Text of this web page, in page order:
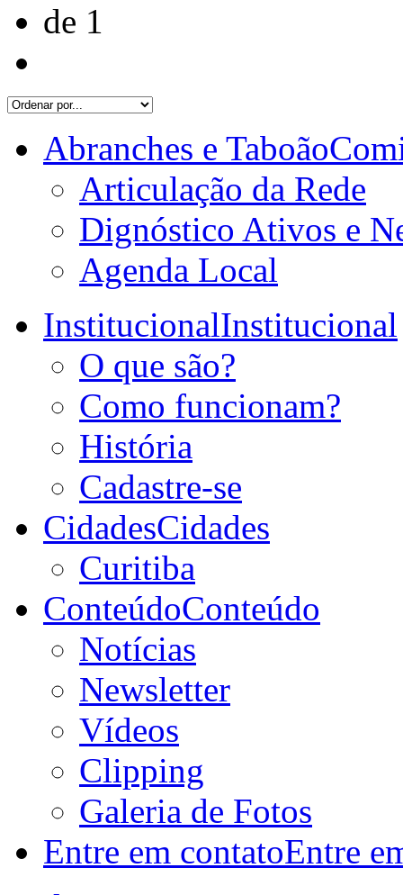
de 1
Abranches e Taboão
Articulação da Rede
Dignóstico Ativos e
Agenda Local
InstitucionalInstitucional
O que são?
Como funcionam?
História
Cadastre-se
CidadesCidades
Curitiba
ConteúdoConteúdo
Notícias
Newsletter
Vídeos
Clipping
Galeria de Fotos
Entre em contatoEntre